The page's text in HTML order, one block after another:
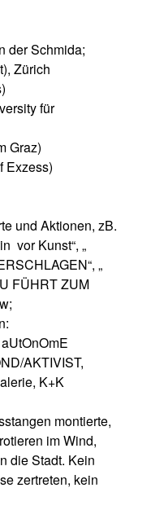
der Schmida;
Zürich
für
Graz)
Exzess)
und Aktionen, zB.
vor Kunst“, „
„
FÜHRT ZUM
AKTIVIST,
K+K
montierte,
im Wind,
die Stadt. Kein
zertreten, kein